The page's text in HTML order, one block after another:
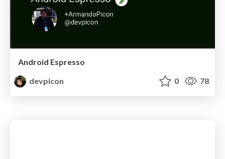
Android Espresso
devpicon
0 78